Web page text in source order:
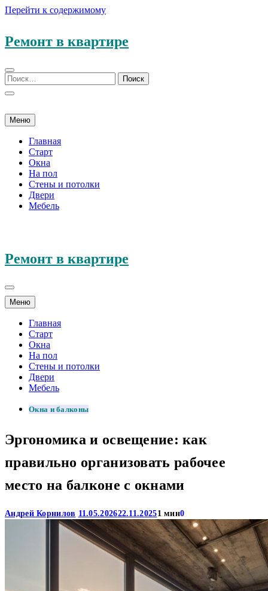
Перейти к содержимому
Ремонт в квартире
Меню
Главная
Старт
Окна
На пол
Стены и потолки
Двери
Мебель
Ремонт в квартире
Меню
Главная
Старт
Окна
На пол
Стены и потолки
Двери
Мебель
Окна и балконы
Эргономика и освещение: как
правильно организовать рабочее
место на балконе с окнами
Андрей Корнилов 11.05.202622.11.20251 мин0